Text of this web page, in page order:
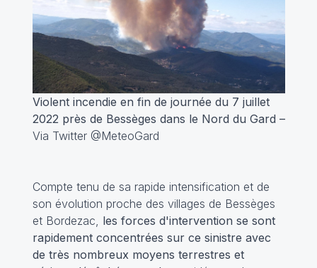
Violent incendie en fin de journée du 7 juillet
2022 près de Bessèges dans le Nord du Gard –
Via Twitter @MeteoGard
Compte tenu de sa rapide intensification et de
son évolution proche des villages de Bessèges
et Bordezac, les forces d'intervention se sont
rapidement concentrées sur ce sinistre avec
de très nombreux moyens terrestres et